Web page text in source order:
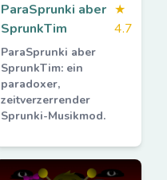
ParaSprunki aber
SprunkTim
★
4.7
ParaSprunki aber
SprunkTim: ein
paradoxer,
zeitverzerrender
Sprunki-Musikmod.